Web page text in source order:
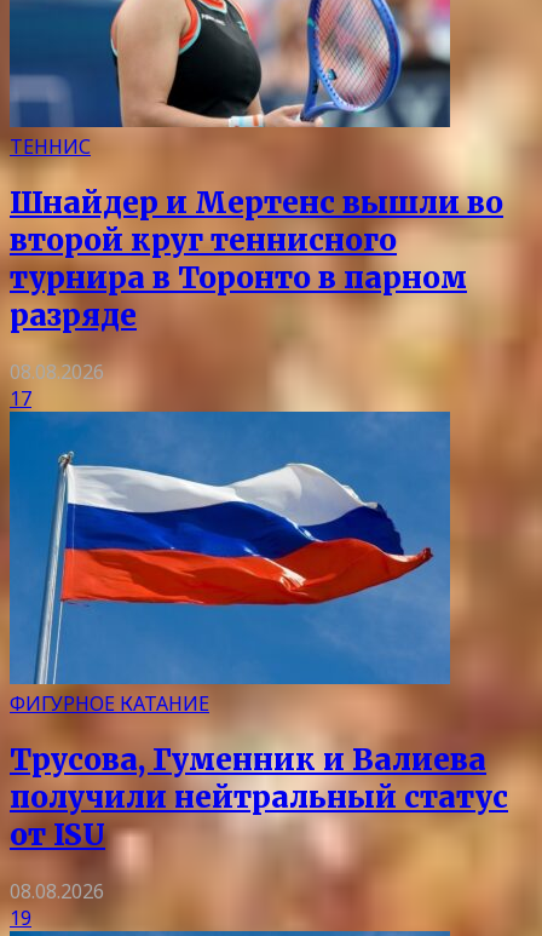
ТЕННИС
Шнайдер и Мертенс вышли во
второй круг теннисного
турнира в Торонто в парном
разряде
08.08.2026
17
ФИГУРНОЕ КАТАНИЕ
Трусова, Гуменник и Валиева
получили нейтральный статус
от ISU
08.08.2026
19